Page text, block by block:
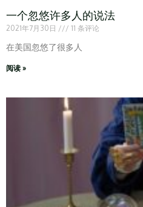
一个忽悠许多人的说法
2021年7月30日 11 条评论
在美国忽悠了很多人
阅读 »